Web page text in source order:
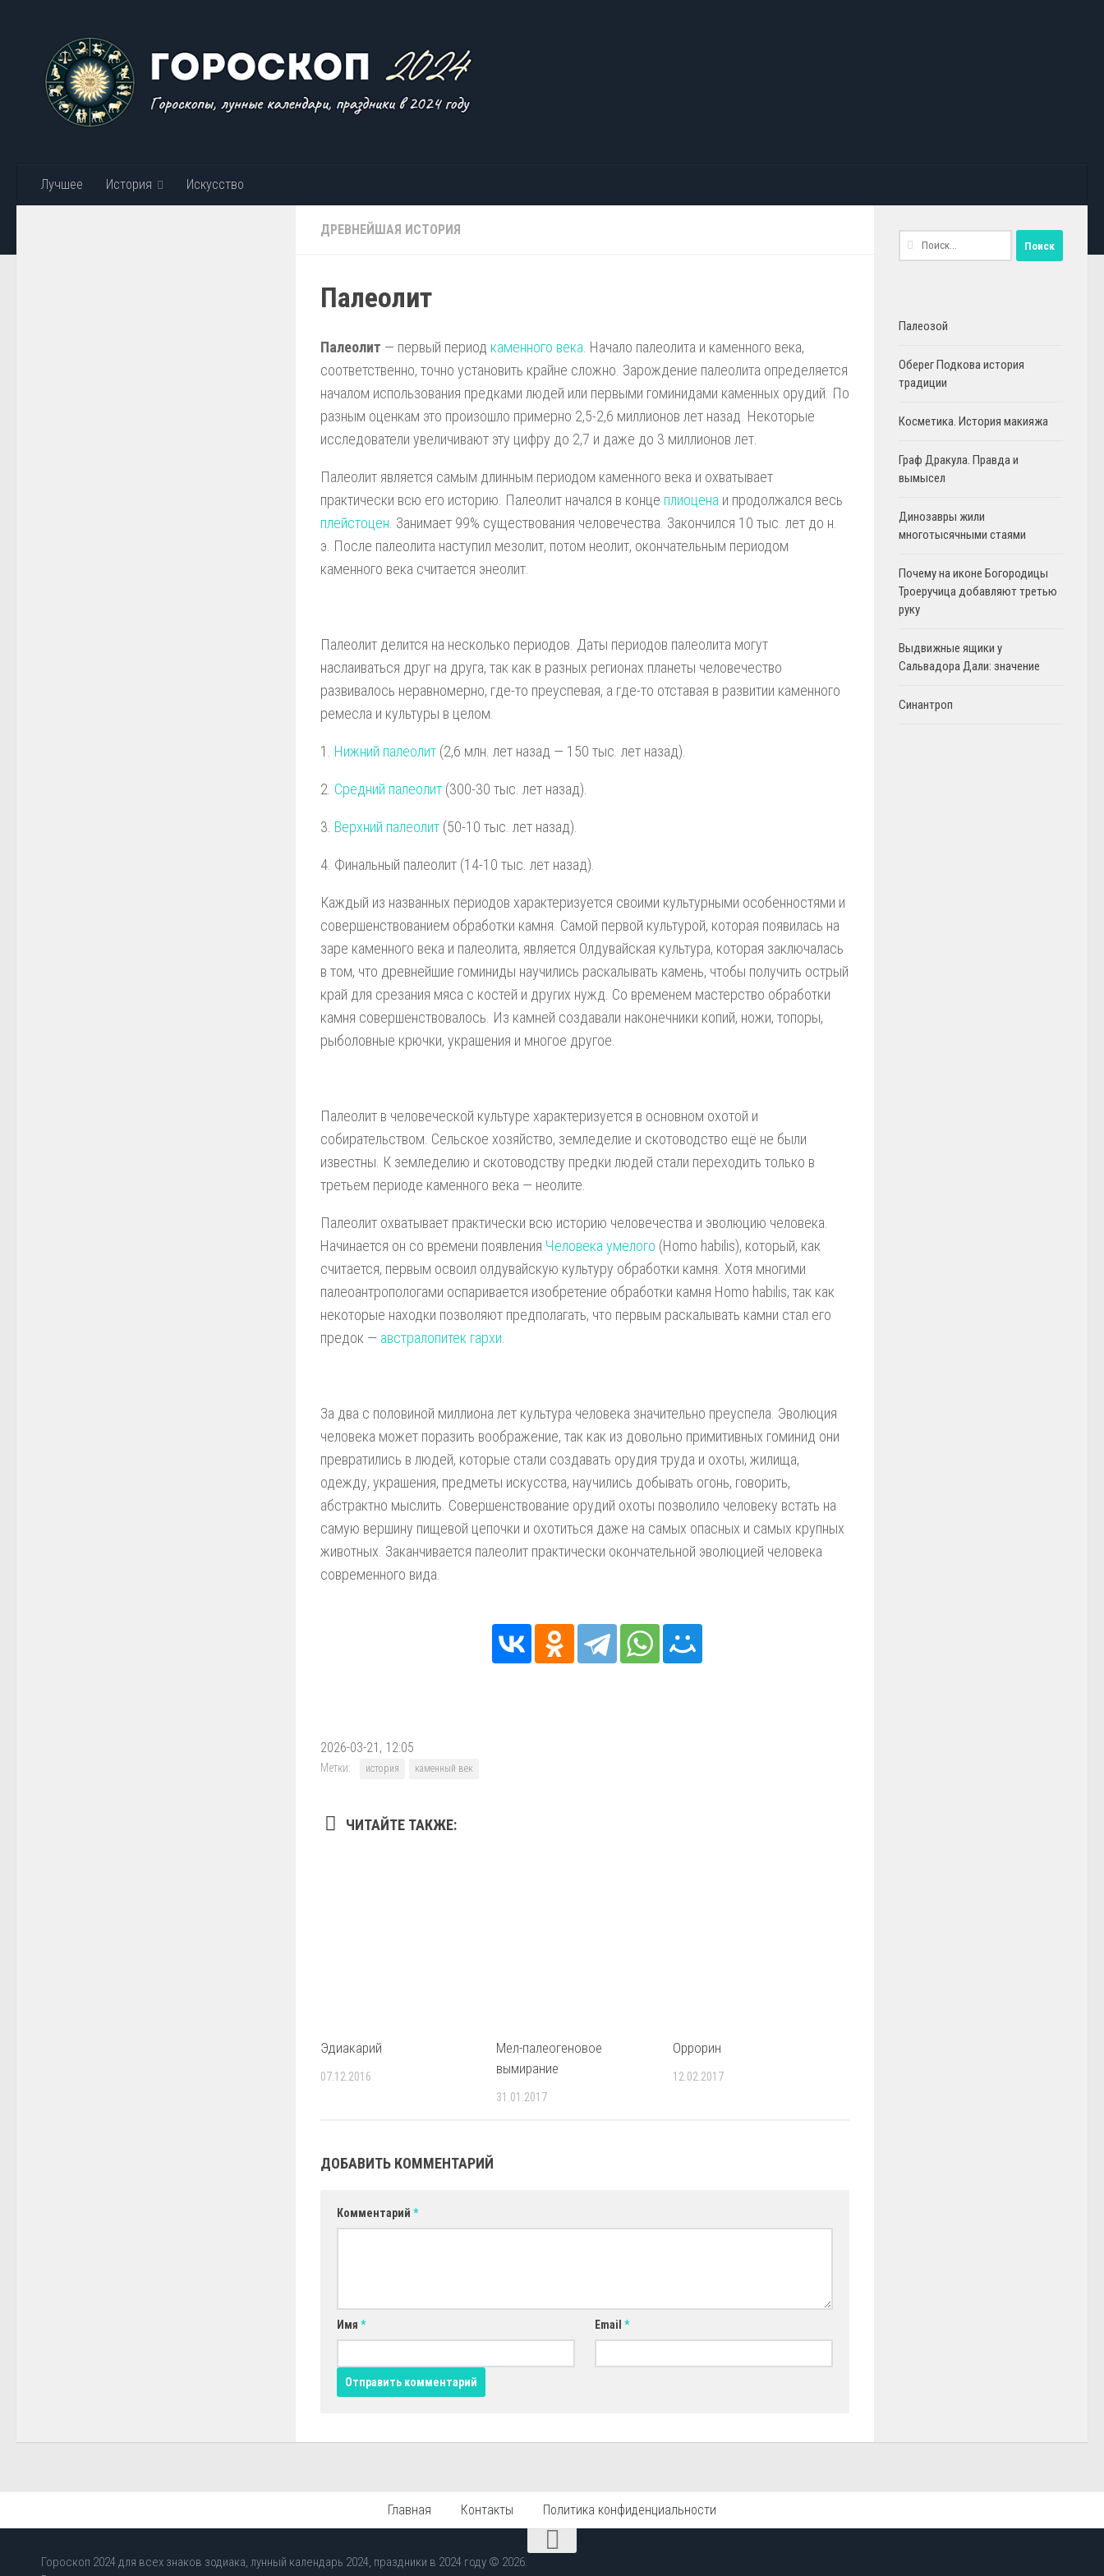
Лучшее История Искусство
ДРЕВНЕЙШАЯ ИСТОРИЯ
Палеолит
Палеолит — первый период каменного века . Начало палеолита и каменного века,
соответственно, точно установить крайне сложно. Зарождение палеолита определяется
началом использования предками людей или первыми гоминидами каменных орудий. По
разным оценкам это произошло примерно 2,5-2,6 миллионов лет назад. Некоторые
исследователи увеличивают эту цифру до 2,7 и даже до 3 миллионов лет.
Палеолит является самым длинным периодом каменного века и охватывает
практически всю его историю. Палеолит начался в конце плиоцена и продолжался весь
плейстоцен . Занимает 99% существования человечества. Закончился 10 тыс. лет до н.
э. После палеолита наступил мезолит, потом неолит, окончательным периодом
каменного века считается энеолит.
Палеолит делится на несколько периодов. Даты периодов палеолита могут
наслаиваться друг на друга, так как в разных регионах планеты человечество
развивалось неравномерно, где-то преуспевая, а где-то отставая в развитии каменного
ремесла и культуры в целом.
1. Нижний палеолит (2,6 млн. лет назад — 150 тыс. лет назад).
2. Средний палеолит (300-30 тыс. лет назад).
3. Верхний палеолит (50-10 тыс. лет назад).
4. Финальный палеолит (14-10 тыс. лет назад).
Каждый из названных периодов характеризуется своими культурными особенностями и
совершенствованием обработки камня. Самой первой культурой, которая появилась на
заре каменного века и палеолита, является Олдувайская культура, которая заключалась
в том, что древнейшие гоминиды научились раскалывать камень, чтобы получить острый
край для срезания мяса с костей и других нужд. Со временем мастерство обработки
камня совершенствовалось. Из камней создавали наконечники копий, ножи, топоры,
рыболовные крючки, украшения и многое другое.
Палеолит в человеческой культуре характеризуется в основном охотой и
собирательством. Сельское хозяйство, земледелие и скотоводство ещё не были
известны. К земледелию и скотоводству предки людей стали переходить только в
третьем периоде каменного века — неолите.
Палеолит охватывает практически всю историю человечества и эволюцию человека.
Начинается он со времени появления Человека умелого (Homo habilis), который, как
считается, первым освоил олдувайскую культуру обработки камня. Хотя многими
палеоантропологами оспаривается изобретение обработки камня Homo habilis, так как
некоторые находки позволяют предполагать, что первым раскалывать камни стал его
предок — австралопитек гархи
За два с половиной миллиона лет культура человека значительно преуспела. Эволюция
человека может поразить воображение, так как из довольно примитивных гоминид они
превратились в людей, которые стали создавать орудия труда и охоты, жилища,
одежду, украшения, предметы искусства, научились добывать огонь, говорить,
абстрактно мыслить. Совершенствование орудий охоты позволило человеку встать на
самую вершину пищевой цепочки и охотиться даже на самых опасных и самых крупных
животных. Заканчивается палеолит практически окончательной эволюцией человека
современного вида.
2026-03-21, 12:05
Метки: история каменный век
ЧИТАЙТЕ ТАКЖЕ:
Эдиакарий
07.12.2016
Мел-палеогеновое
вымирание
31.01.2017
Оррорин
12.02.2017
ДОБАВИТЬ КОММЕНТАРИЙ
Комментарий *
Имя * Email*
Найти:
Палеозой
Оберег Подкова история
традиции
Косметика. История макияжа
Граф Дракула. Правда и
вымысел
Динозавры жили
многотысячными стаями
Почему на иконе Богородицы
Троеручица добавляют третью
руку
Выдвижные ящики у
Сальвадора Дали: значение
Синантроп
Главная Контакты Политика конфиденциальности
Гороскоп 2024 для всех знаков зодиака, лунный календарь 2024, праздники в 2024 году © 2026.